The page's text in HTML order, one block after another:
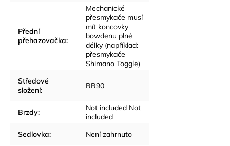
Přední
přehazovačka:
Mechanické
přesmykače musí
mít koncovky
bowdenu plné
délky (například:
přesmykače
Shimano Toggle)
Středové
složení: BB90
Brzdy:
Not included Not
included
Sedlovka: Není zahrnuto